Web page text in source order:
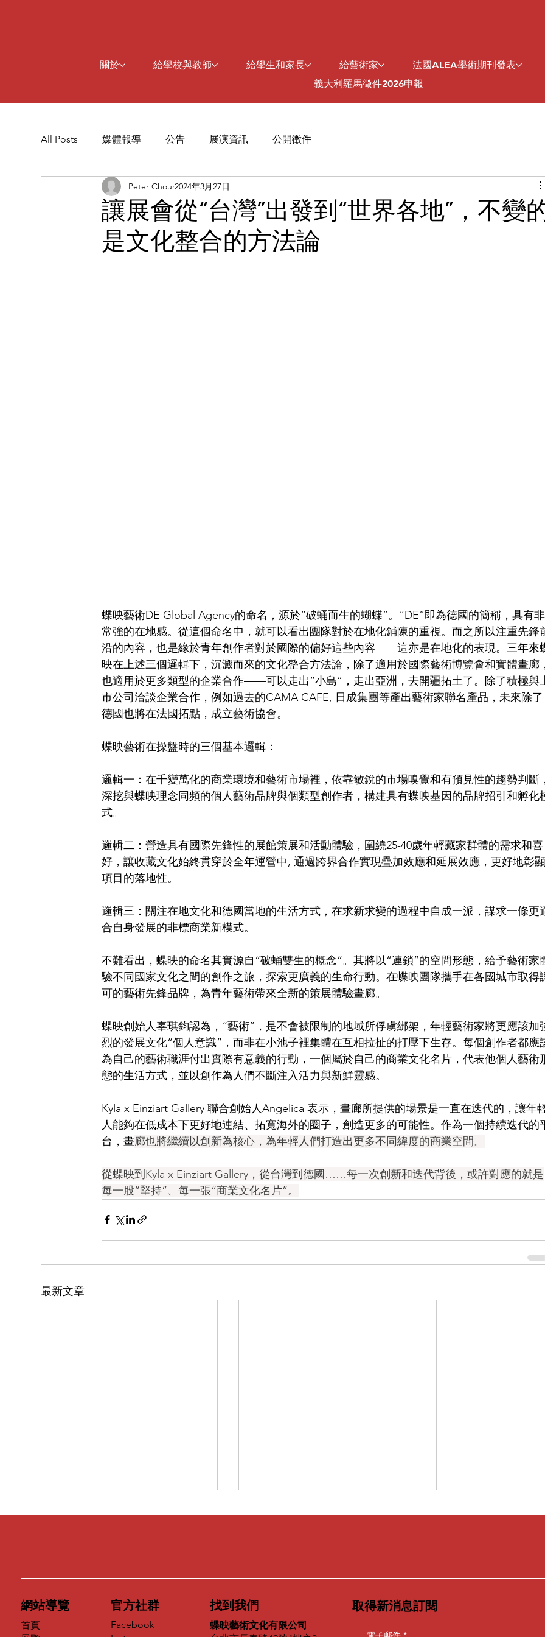
關於 給學校與教師 給學生和家長 給藝術家 法國ALEA學術期刊發表
義大利羅馬徵件2026申報
All Posts 媒體報導 公告 展演資訊 公開徵件
讓展會從“台灣”出發到“世界各地”，不變
是文化整合的方法論
Peter Chou 2024年3月27日
蝶映藝術DE Global Agency的命名，源於“破蛹而生的蝴蝶”。“DE”即為德國的簡稱，具有非
常強的在地感。從這個命名中，就可以看出團隊對於在地化鋪陳的重視。而之所以注重先鋒
沿的內容，也是緣於青年創作者對於國際的偏好這些內容——這亦是在地化的表現。三年來
映在上述三個邏輯下，沉澱而來的文化整合方法論，除了適用於國際藝術博覽會和實體畫廊
也適用於更多類型的企業合作——可以走出“小島”，走出亞洲，去開疆拓土了。除了積極與
市公司洽談企業合作，例如過去的CAMA CAFE, 日成集團等產出藝術家聯名產品，未來除了
德國也將在法國拓點，成立藝術協會。
蝶映藝術在操盤時的三個基本邏輯：
邏輯一：在千變萬化的商業環境和藝術市場裡，依靠敏銳的市場嗅覺和有預見性的趨勢判斷
深挖與蝶映理念同頻的個人藝術品牌與個類型創作者，構建具有蝶映基因的品牌招引和孵化
式。
邏輯二：營造具有國際先鋒性的展館策展和活動體驗，圍繞25-40歲年輕藏家群體的需求和喜
好，讓收藏文化始終貫穿於全年運營中, 通過跨界合作實現疊加效應和延展效應，更好地彰顯
項目的落地性。
邏輯三：關注在地文化和德國當地的生活方式，在求新求變的過程中自成一派，謀求一條更
合自身發展的非標商業新模式。
不難看出，蝶映的命名其實源自“破蛹雙生的概念”。其將以“連鎖”的空間形態，給予藝術家
驗不同國家文化之間的創作之旅，探索更廣義的生命行動。在蝶映團隊攜手在各國城市取得
可的藝術先鋒品牌，為青年藝術帶來全新的策展體驗畫廊。
蝶映創始人辜琪鈞認為，“藝術”，是不會被限制的地域所俘虜綁架，年輕藝術家將更應該加
烈的發展文化“個人意識”，而非在小池子裡集體在互相拉扯的打壓下生存。每個創作者都應
為自己的藝術職涯付出實際有意義的行動，一個屬於自己的商業文化名片，代表他個人藝術
態的生活方式，並以創作為人們不斷注入活力與新鮮靈感。
Kyla x Einziart Gallery 聯合創始人Angelica 表示，畫廊所提供的場景是一直在迭代的，讓年
人能夠在低成本下更好地連結、拓寬海外的圈子，創造更多的可能性。作為一個持續迭代的
台，畫廊也將繼續以創新為核心，為年輕人們打造出更多不同緯度的商業空間。
從蝶映到Kyla x Einziart Gallery，從台灣到德國……每一次創新和迭代背後，或許對應的就是
每一股“堅持”、每一張“商業文化名片”。
最新文章
如何使用蝶映藝術平台：創作
參加的聯展、可以付費上架的網
的負荷。真正稀缺的是另一件事
——在這些活動結束之後，還留得
第二屆犬之日「潦草小狗出道
計畫」得獎名單正式揭曉
網站導覽
首頁
官方社群
Facebook
找到我們
蝶映藝術文化有限公司
取得新消息訂閱